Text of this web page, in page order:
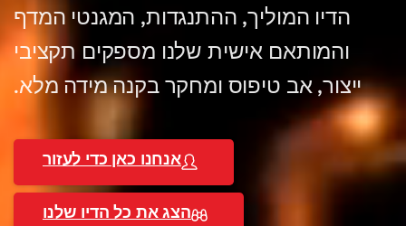
הדיו המוליך, ההתנגדות, המגנטי המדף
והמותאם אישית שלנו מספקים תקציבי
ייצור, אב טיפוס ומחקר בקנה מידה מלא.
אנחנו כאן כדי לעזור
הצג את כל הדיו שלנו